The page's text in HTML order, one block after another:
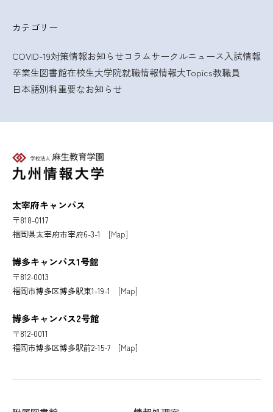
カテゴリー
COVID-19対策情報お知らせコラムサークルニュース入試情報
卒業生図書館在校生大学院就職情報情報大Topics教職員
日本語別科重要なお知らせ
太宰府キャンパス
〒818-0117
福岡県太宰府市宰府6-3-1 [Map]
博多キャンパス1号館
〒812-0013
福岡市博多区博多駅東1-19-1 [Map]
博多キャンパス2号館
〒812-0011
福岡市博多区博多駅前2-15-7 [Map]